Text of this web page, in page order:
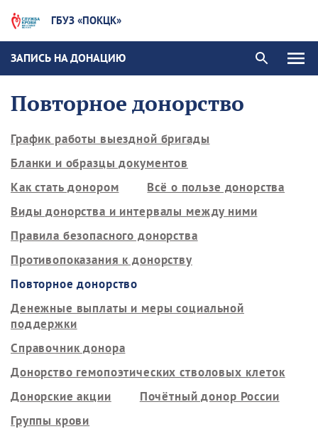
ГБУЗ «ПОКЦК»
ЗАПИСЬ НА ДОНАЦИЮ
Повторное донорство
График работы выездной бригады
Бланки и образцы документов
Как стать донором
Всё о пользе донорства
Виды донорства и интервалы между ними
Правила безопасного донорства
Противопоказания к донорству
Повторное донорство
Денежные выплаты и меры социальной
поддержки
Справочник донора
Донорство гемопоэтических стволовых клеток
Донорские акции
Почётный донор России
Группы крови